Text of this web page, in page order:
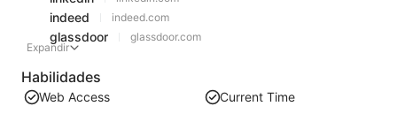
indeed indeed.com
glassdoor
glassdoor.com
Expandir
Habilidades
Web Access Current Time